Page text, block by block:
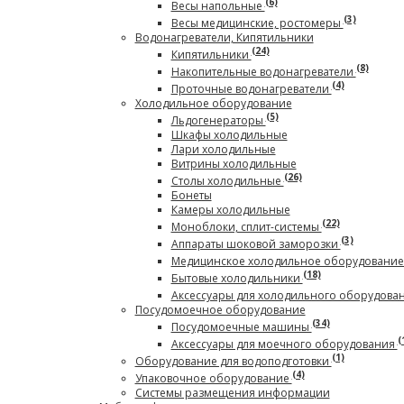
Весы напольные
Весы медицинские, ростомеры(3)
Водонагреватели, Кипятильники
Кипятильники(24)
Накопительные водонагреватели(8)
Проточные водонагреватели(4)
Холодильное оборудование
Льдогенераторы(5)
Шкафы холодильные
Лари холодильные
Витрины холодильные
Столы холодильные(26)
Бонеты
Камеры холодильные
Моноблоки, сплит-системы(22)
Аппараты шоковой заморозки(3)
Медицинское холодильное
Бытовые холодильники(18)
Аксессуары для холодильного
Посудомоечное оборудование
Посудомоечные машины(34)
Аксессуары для моечного оборудования
Оборудование для водоподготовки(1)
Упаковочное оборудование(4)
Системы размещения информации